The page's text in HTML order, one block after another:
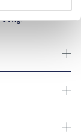
loopt of aan